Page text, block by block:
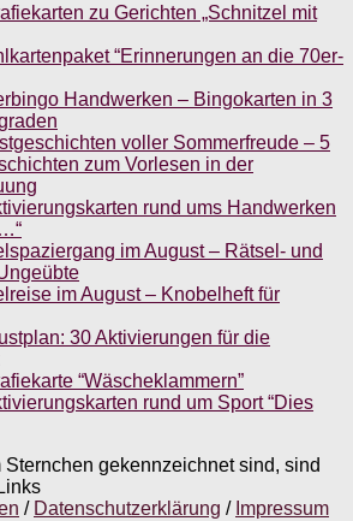
zu Gerichten „Schnitzel mit
“Erinnerungen an die 70er-
Handwerken – Bingokarten in 3
voller Sommerfreude – 5
zum Vorlesen in der
rund ums Handwerken
im August – Rätsel- und
im August – Knobelheft für
30 Aktivierungen für die
“Wäscheklammern”
rund um Sport “Dies
gekennzeichnet sind, sind
/ Datenschutzerklärung / Impressum